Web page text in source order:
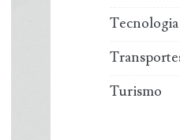
Tecnologia
Turismo